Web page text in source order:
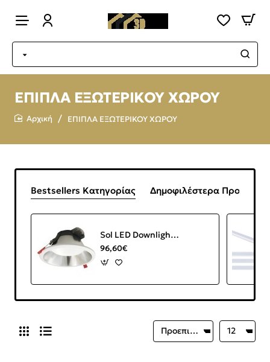
ΕΠΙΠΛΑ ΕΞΩΤΕΡΙΚΟΥ ΧΩΡΟΥ
ΕΠΙΠΛΑ ΕΞΩΤΕΡΙΚΟΥ ΧΩΡΟΥ
Bestsellers Κατηγορίας Δημοφιλέστερα Προϊόντα
Sol LED Downlight 30W IP44 UGR19 4000K 2850lm White Inox
96,60€